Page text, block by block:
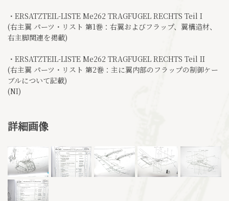
・ERSATZTEIL-LISTE Me262 TRAGFUGEL RECHTS Teil I
(右主翼 パーツ・リスト 第1巻：右翼およびフラップ、翼構造材、
右主脚関連を掲載)
・ERSATZTEIL-LISTE Me262 TRAGFUGEL RECHTS Teil II
(右主翼 パーツ・リスト 第2巻：主に翼内部のフラップの制御ケー
ブルについて記載)
(NI)
詳細画像